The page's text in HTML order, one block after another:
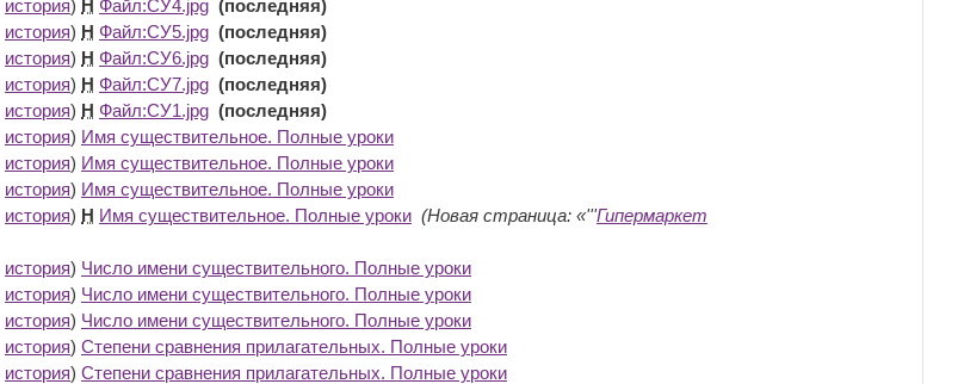
история) Н Файл:СУ4.jpg (последняя)
история) Н Файл:СУ5.jpg (последняя)
история) Н Файл:СУ6.jpg (последняя)
история) Н Файл:СУ7.jpg (последняя)
история) Н Файл:СУ1.jpg (последняя)
история) Имя существительное. Полные уроки
история) Имя существительное. Полные уроки
история) Имя существительное. Полные уроки
история) Н Имя существительное. Полные уроки (Новая страница: «'''Гипермаркет
история) Число имени существительного. Полные уроки
история) Число имени существительного. Полные уроки
история) Число имени существительного. Полные уроки
история) Степени сравнения прилагательных. Полные уроки
история) Степени сравнения прилагательных. Полные уроки